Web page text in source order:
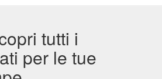
tutti i
per le tue